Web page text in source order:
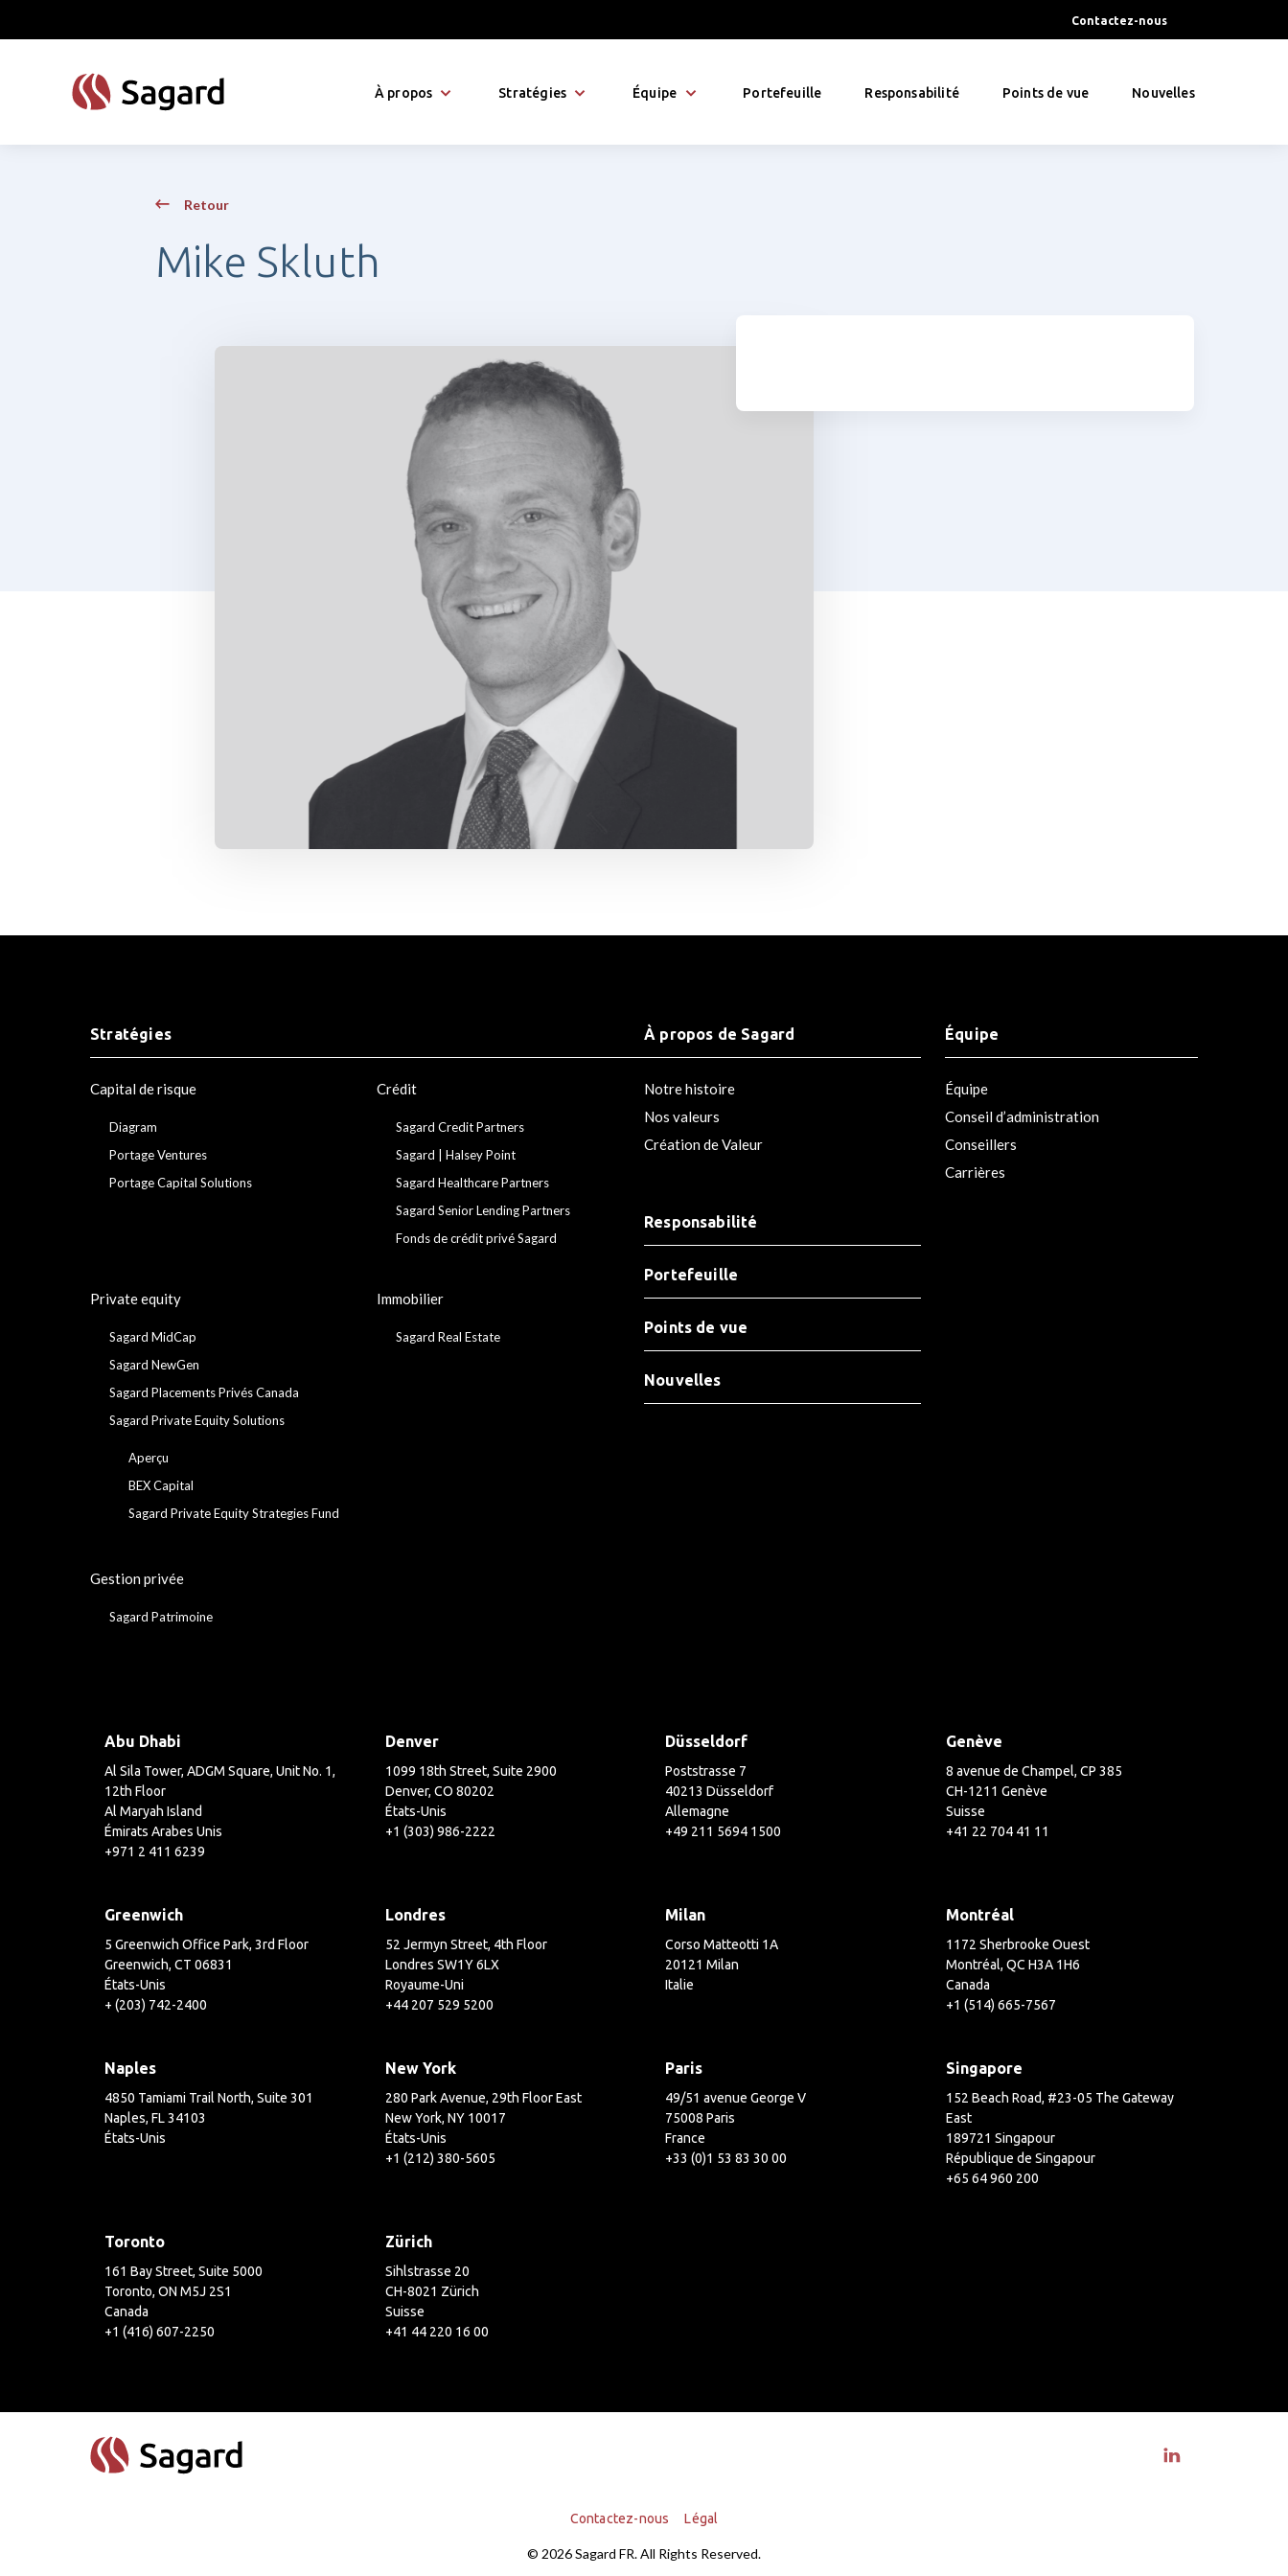
Contactez-nous
À propos Stratégies Équipe Portefeuille Responsabilité Points de vue Nouvelles
Retour
Mike Skluth
Stratégies
Capital de risque
Diagram
Portage Ventures
Portage Capital Solutions
Crédit
Sagard Credit Partners
Sagard | Halsey Point
Sagard Healthcare Partners
Sagard Senior Lending Partners
Fonds de crédit privé Sagard
Private equity
Sagard MidCap
Sagard NewGen
Sagard Placements Privés Canada
Sagard Private Equity Solutions
Aperçu
BEX Capital
Sagard Private Equity Strategies Fund
Immobilier
Sagard Real Estate
Gestion privée
Sagard Patrimoine
À propos de Sagard
Notre histoire
Nos valeurs
Création de Valeur
Équipe
Équipe
Conseil d’administration
Conseillers
Carrières
Responsabilité
Portefeuille
Points de vue
Nouvelles
Abu Dhabi
Al Sila Tower, ADGM Square, Unit No. 1,
12th Floor
Al Maryah Island
Émirats Arabes Unis
+971 2 411 6239
Denver
1099 18th Street, Suite 2900
Denver, CO 80202
États-Unis
+1 (303) 986-2222
Düsseldorf
Poststrasse 7
40213 Düsseldorf
Allemagne
+49 211 5694 1500
Genève
8 avenue de Champel, CP 385
CH-1211 Genève
Suisse
+41 22 704 41 11
Greenwich
5 Greenwich Office Park, 3rd Floor
Greenwich, CT 06831
États-Unis
+ (203) 742-2400
Londres
52 Jermyn Street, 4th Floor
Londres SW1Y 6LX
Royaume-Uni
+44 207 529 5200
Milan
Corso Matteotti 1A
20121 Milan
Italie
Montréal
1172 Sherbrooke Ouest
Montréal, QC H3A 1H6
Canada
+1 (514) 665-7567
Naples
4850 Tamiami Trail North, Suite 301
Naples, FL 34103
États-Unis
New York
280 Park Avenue, 29th Floor East
New York, NY 10017
États-Unis
+1 (212) 380-5605
Paris
49/51 avenue George V
75008 Paris
France
+33 (0)1 53 83 30 00
Singapore
152 Beach Road, #23-05 The Gateway
East
189721 Singapour
République de Singapour
+65 64 960 200
Toronto
161 Bay Street, Suite 5000
Toronto, ON M5J 2S1
Canada
+1 (416) 607-2250
Zürich
Sihlstrasse 20
CH-8021 Zürich
Suisse
+41 44 220 16 00
Contactez-nous Légal
© 2026 Sagard FR. All Rights Reserved.